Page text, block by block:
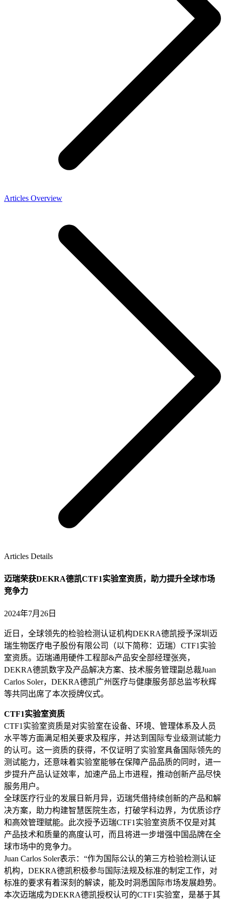
Articles Overview
Articles Details
迈瑞荣获DEKRA德凯CTF1实验室资质，助力提升全球市场
竞争力
2024年7月26日
近日，全球领先的检验检测认证机构DEKRA德凯授予深圳迈
瑞生物医疗电子股份有限公司（以下简称：迈瑞）CTF1实验
室资质。迈瑞通用硬件工程部&产品安全部经理张亮，
DEKRA德凯数字及产品解决方案、技术服务管理副总裁Juan
Carlos Soler，DEKRA德凯广州医疗与健康服务部总监岑秋辉
等共同出席了本次授牌仪式。
CTF1实验室资质
CTF1实验室资质是对实验室在设备、‌环境、‌管理体系及人员
水平等方面满足相关要求及程序，‌并达到国际专业级测试能力
的认可。‌这一资质的获得，‌不仅证明了实验室具备国际领先的
测试能力，‌还意味着实验室能够在保障产品品质的同时，‌进一
步提升产品认证效率，‌加速产品上市进程，‌推动创新产品尽快
服务用户。‌
全球医疗行业的发展日新月异，迈瑞凭借持续创新的产品和解
决方案，助力构建智慧医院生态，打破学科边界，为优质诊疗
和高效管理赋能。此次授予迈瑞CTF1实验室资质不仅是对其
产品技术和质量的高度认可，而且将进一步增强中国品牌在全
球市场中的竞争力。
Juan Carlos Soler表示：“作为国际公认的第三方检验检测认证
机构，DEKRA德凯积极参与国际法规及标准的制定工作，对
标准的要求有着深刻的解读，能及时洞悉国际市场发展趋势。
本次迈瑞成为DEKRA德凯授权认可的CTF1实验室，是基于其